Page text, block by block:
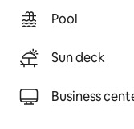
Pool
Sun deck
Business